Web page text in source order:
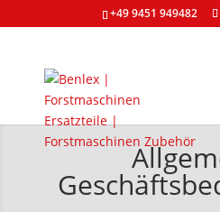
+49 9451 949482